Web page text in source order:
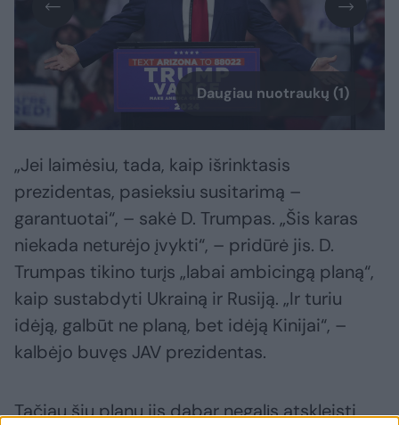
Daugiau nuotraukų (1)
„Jei laimėsiu, tada, kaip išrinktasis
prezidentas, pasieksiu susitarimą –
garantuotai“, – sakė D. Trumpas. „Šis karas
niekada neturėjo įvykti“, – pridūrė jis. D.
Trumpas tikino turįs „labai ambicingą planą“,
kaip sustabdyti Ukrainą ir Rusiją. „Ir turiu
idėją, galbūt ne planą, bet idėją Kinijai“, –
kalbėjo buvęs JAV prezidentas.
Tačiau šių planų jis dabar negalįs atskleisti,